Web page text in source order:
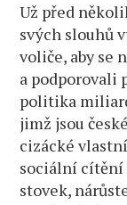
Už před
svých slouhů
voliče, aby se
a podporovali
politika
jimž jsou
cizácké
sociální cítění
stovek,